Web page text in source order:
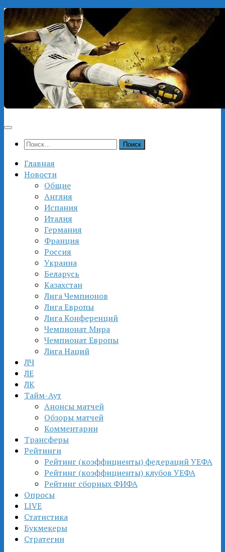
Перейти
к
содержимому
Найти:
Главная
Новости
Общие
Англия
Испания
Италия
Германия
Франция
Россия
Украина
Беларусь
Казахстан
Лига Чемпионов
Лига Европы
Лига Конференций
Чемпионат Мира
Чемпионат Европы
Лига Наций
ЛЧ
ЛЕ
ЛК
Тайм-Аут
Анонсы матчей
Обзоры матчей
Комментарии
Трансферы
Рейтинги
Рейтинг (коэффициенты) федераций УЕФА
Рейтинг (коэффициенты) клубов УЕФА
Рейтинг сборных ФИФА
Опросы
LIVE
Статистика
Букмекеры
Стратегии